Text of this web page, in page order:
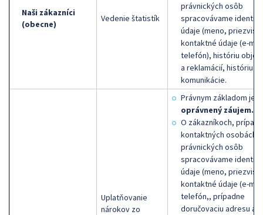
Naši zákazníci
(obecne)
Vedenie štatistík
právnických osôb
spracovávame
údaje (meno,
kontaktné údaje (e-
telefón), históriu
a reklamácií, históriu
komunikácie.
Uplatňovanie
nárokov zo
Právnym základom je
oprávnený záujem.
O zákazníkoch,
kontaktných osobách
právnických osôb
spracovávame
údaje (meno,
kontaktné údaje (e-
telefón,, prípadne
doručovaciu adresu